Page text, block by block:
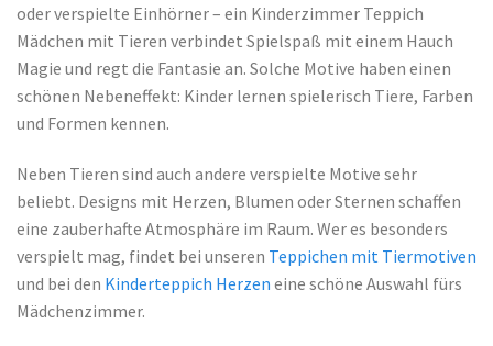
oder verspielte Einhörner – ein Kinderzimmer Teppich
Mädchen mit Tieren verbindet Spielspaß mit einem Hauch
Magie und regt die Fantasie an. Solche Motive haben einen
schönen Nebeneffekt: Kinder lernen spielerisch Tiere, Farben
und Formen kennen.
Neben Tieren sind auch andere verspielte Motive sehr
beliebt. Designs mit Herzen, Blumen oder Sternen schaffen
eine zauberhafte Atmosphäre im Raum. Wer es besonders
verspielt mag, findet bei unseren Teppichen mit Tiermotiven
und bei den Kinderteppich Herzen eine schöne Auswahl fürs
Mädchenzimmer.